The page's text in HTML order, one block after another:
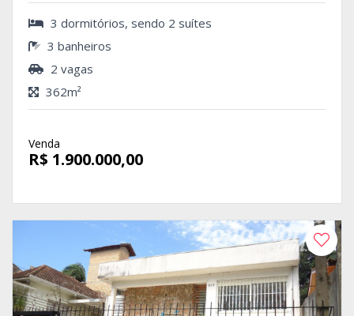
3 dormitórios, sendo 2 suítes
3 banheiros
2 vagas
362m²
Venda
R$ 1.900.000,00